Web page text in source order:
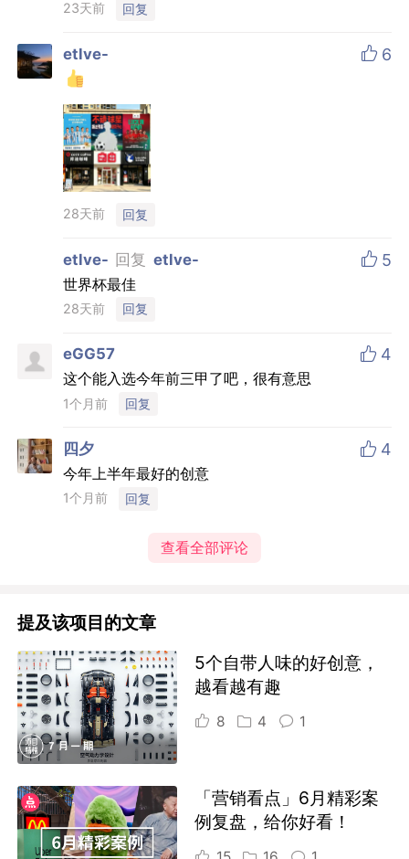
23天前 回复
etlve-  6
28天前 回复
etlve- 回复 etlve-  5
世界杯最佳
28天前 回复
eGG57  4
这个能入选今年前三甲了吧，很有意思
1个月前 回复
四夕  4
今年上半年最好的创意
1个月前 回复
查看全部评论
提及该项目的文章
5个自带人味的好创意，
越看越有趣
8 4 1
「营销看点」6月精彩案
例复盘，给你好看！